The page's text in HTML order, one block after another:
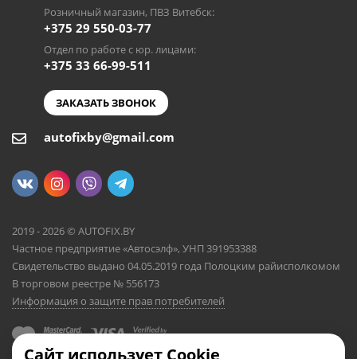
Розничный магазин, ПВЗ Витебск:
+375 29 550-03-77
Отдел по работе с юр. лицами:
+375 33 66-99-511
ЗАКАЗАТЬ ЗВОНОК
autofixby@gmail.com
2019 - 2026 © AUTOFIX.BY
Частное предприятие «Автосэлф», УНП 391953388
Свидетельство выдано 04.05.2019 года Полоцким райисполкомом
В торговом реестре № 556173
Информация о защите прав потребителей
Сайт использует Cookie